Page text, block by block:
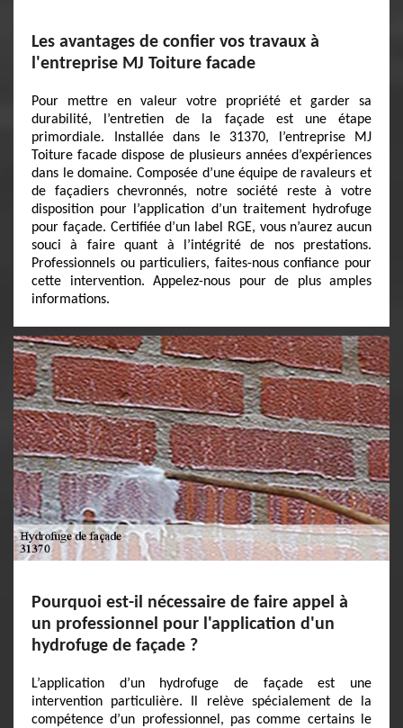
Les avantages de confier vos travaux à
l'entreprise MJ Toiture facade
Pour mettre en valeur votre propriété et garder sa
durabilité, l’entretien de la façade est une étape
primordiale. Installée dans le 31370, l’entreprise MJ
Toiture facade dispose de plusieurs années d’expériences
dans le domaine. Composée d’une équipe de ravaleurs et
de façadiers chevronnés, notre société reste à votre
disposition pour l’application d’un traitement hydrofuge
pour façade. Certifiée d’un label RGE, vous n’aurez aucun
souci à faire quant à l’intégrité de nos prestations.
Professionnels ou particuliers, faites-nous confiance pour
cette intervention. Appelez-nous pour de plus amples
informations.
Pourquoi est-il nécessaire de faire appel à
un professionnel pour l'application d'un
hydrofuge de façade ?
L’application d’un hydrofuge de façade est une
intervention particulière. Il relève spécialement de la
compétence d’un professionnel, pas comme certains le